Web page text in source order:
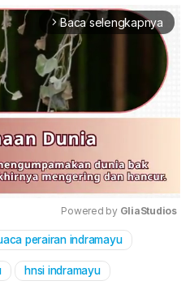
arrow_forward_ios Baca selengkapnya
Mute
Powered by GliaStudios
perairan indramayu
hnsi indramayu